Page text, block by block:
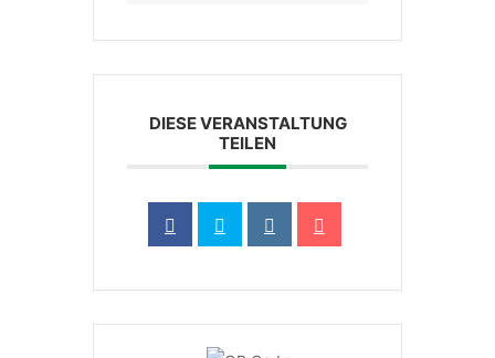
DIESE VERANSTALTUNG
TEILEN